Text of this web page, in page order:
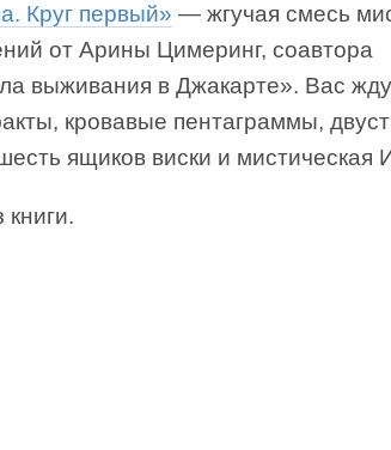
Круг первый» — жгучая смесь
от Арины Цимеринг, соавтора
выживания в Джакарте». Вас
кровавые пентаграммы,
ящиков виски и мистическая